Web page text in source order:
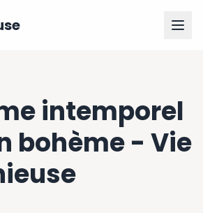
intemporel
bohème - Vie